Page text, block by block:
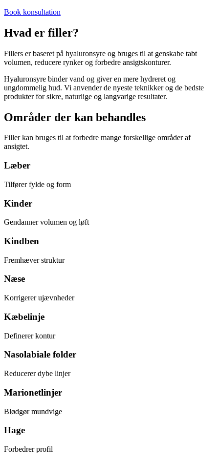
Book konsultation
Hvad er filler?
Fillers er baseret på hyaluronsyre og bruges til at genskabe tabt
volumen, reducere rynker og forbedre ansigtskonturer.
Hyaluronsyre binder vand og giver en mere hydreret og
ungdommelig hud. Vi anvender de nyeste teknikker og de bedste
produkter for sikre, naturlige og langvarige resultater.
Områder der kan behandles
Filler kan bruges til at forbedre mange forskellige områder af
ansigtet.
Læber
Tilfører fylde og form
Kinder
Gendanner volumen og løft
Kindben
Fremhæver struktur
Næse
Korrigerer ujævnheder
Kæbelinje
Definerer kontur
Nasolabiale folder
Reducerer dybe linjer
Marionetlinjer
Blødgør mundvige
Hage
Forbedrer profil